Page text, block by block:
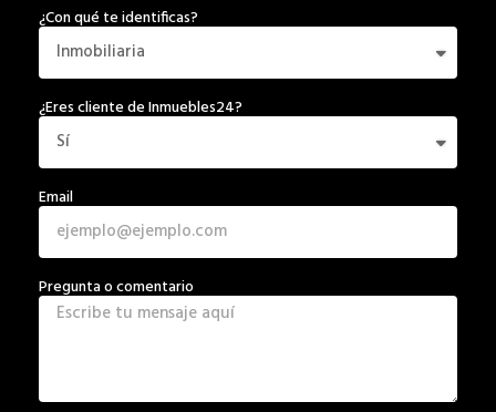
¿Con qué te identificas?
¿Eres cliente de Inmuebles24?
Email
Pregunta o comentario